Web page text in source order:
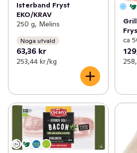
Isterband Fryst
EKO/KRAV
250 g, Melins
Noga utvald
63,36 kr
253,44 kr /kg
ca